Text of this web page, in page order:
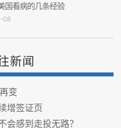
国看病的几条经验
08
新闻
变
增签证页
会感到走投无路？